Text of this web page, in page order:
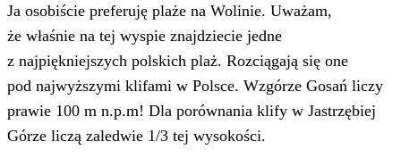
Ja osobiście preferuję plaże na Wolinie. Uważam,
że właśnie na tej wyspie znajdziecie jedne
z najpiękniejszych polskich plaż. Rozciągają się one
pod najwyższymi klifami w Polsce. Wzgórze Gosań liczy
prawie 100 m n.p.m! Dla porównania klify w Jastrzębiej
Górze liczą zaledwie 1/3 tej wysokości.